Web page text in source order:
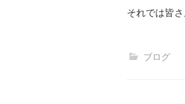
それでは皆
ブログ